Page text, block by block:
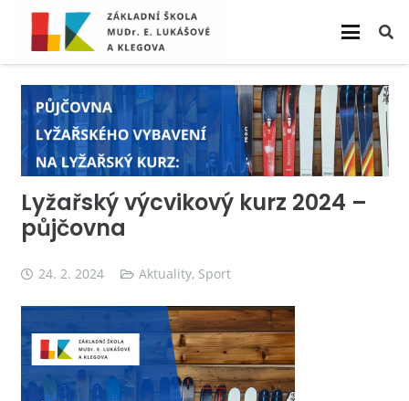
Lyžařský výcvikový kurz 2024 –
půjčovna
24. 2. 2024 Aktuality, Sport